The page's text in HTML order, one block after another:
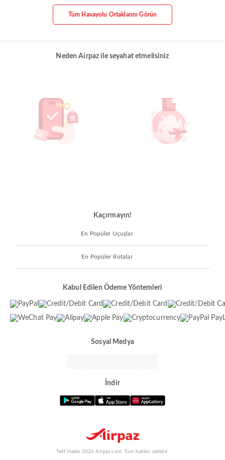
Tüm Havayolu Ortaklarını Görün
Neden Airpaz ile seyahat etmelisiniz
Kaçırmayın!
En Popüler Uçuşlar
En Popüler Rotalar
Kabul Edilen Ödeme Yöntemleri
Sosyal Medya
İndir
Telif Hakkı 2026 Airpaz.com. Tüm hakları saklıdır.